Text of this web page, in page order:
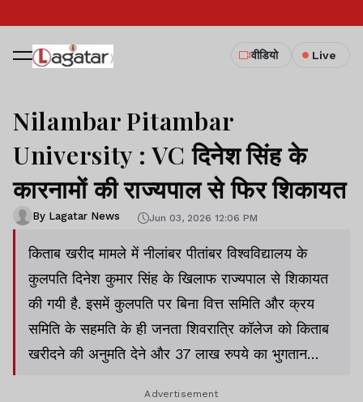
वीडियो Live
Nilambar Pitambar
University : VC दिनेश सिंह के
कारनामों की राज्यपाल से फिर शिकायत
By Lagatar News Jun 03, 2026 12:06 PM
किताब खरीद मामले में नीलांबर पीतांबर विश्वविद्यालय के
कुलपति दिनेश कुमार सिंह के खिलाफ राज्यपाल से शिकायत
की गयी है. इसमें कुलपति पर बिना वित्त समिति और क्रय
समिति के सहमति के ही जनता शिवरात्रि कॉलेज को किताब
खरीदने की अनुमति देने और 37 लाख रुपये का भुगतान
Advertisement